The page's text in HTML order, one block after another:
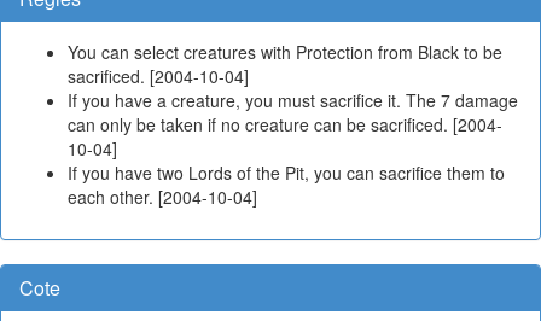
You can select creatures with Protection from Black to be
sacrificed. [2004-10-04]
If you have a creature, you must sacrifice it. The 7 damage
can only be taken if no creature can be sacrificed. [2004-
10-04]
If you have two Lords of the Pit, you can sacrifice them to
each other. [2004-10-04]
Cote